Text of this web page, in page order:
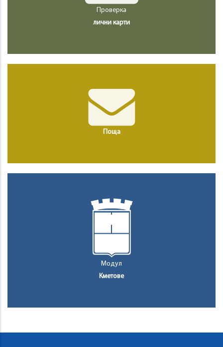
Проверка
лични карти
Поща
Модул
Кметове